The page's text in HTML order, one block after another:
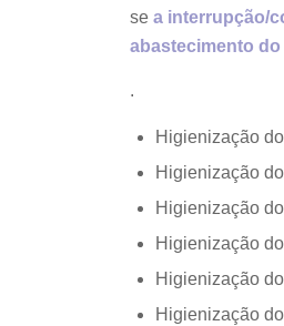
sea interrupção/
abastecimento
.
Higienização
Higienização
Higienização
Higienização
Higienização
Higienização